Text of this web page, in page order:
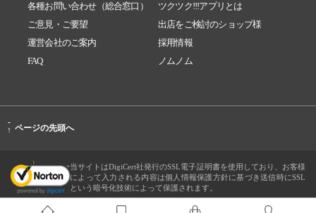
各種お問い合わせ（総合窓口）
ツクツク!!!アプリとは
ご意見・ご要望
出店をご検討のショップ様
運営会社のご案内
採用情報
FAQ
ノムノム
-
↑ ページの先頭へ
当サイトはDigiCert社発行のSSL電子証明書を使用しており、お客様
によって入力される内容は個人情報保護方針に基づき送信時にSSL
という暗号化技術によって保護されます。